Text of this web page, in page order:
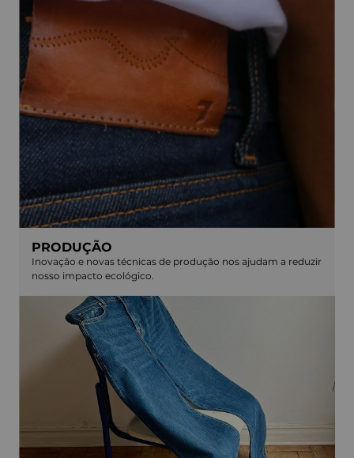
PRODUÇÃO
Inovação e novas técnicas de produção nos ajudam a reduzir
nosso impacto ecológico.